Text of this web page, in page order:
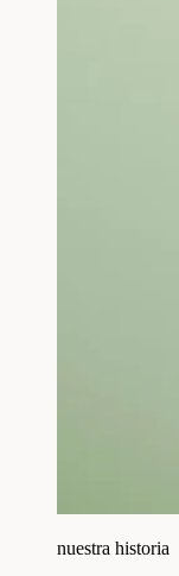
nuestra historia